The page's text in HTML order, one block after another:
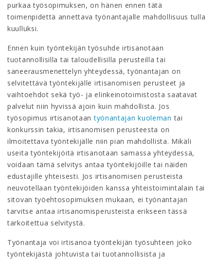
purkaa työsopimuksen, on hänen ennen tätä
toimenpidettä annettava työnantajalle mahdollisuus tulla
kuulluksi.
Ennen kuin työntekijän työsuhde irtisanotaan
tuotannollisilla tai taloudellisilla perusteilla tai
saneerausmenettelyn yhteydessä, työnantajan on
selvitettävä työntekijälle irtisanomisen perusteet ja
vaihtoehdot sekä työ- ja elinkeinotoimistosta saatavat
palvelut niin hyvissä ajoin kuin mahdollista. Jos
työsopimus irtisanotaantyönantajan kuoleman tai
konkurssin takia, irtisanomisen perusteesta on
ilmoitettava työntekijälle niin pian mahdollista. Mikäli
useita työntekijöitä irtisanotaan samassa yhteydessä,
voidaan tämä selvitys antaa työntekijöille tai näiden
edustajille yhteisesti. Jos irtisanomisen perusteista
neuvotellaan työntekijöiden kanssa yhteistoimintalain tai
sitovan työehtosopimuksen mukaan, ei työnantajan
tarvitse antaa irtisanomisperusteista erikseen tässä
tarkoitettua selvitystä.
Työnantaja voi irtisanoa työntekijän työsuhteen joko
työntekijästä johtuvista tai tuotannollisista ja